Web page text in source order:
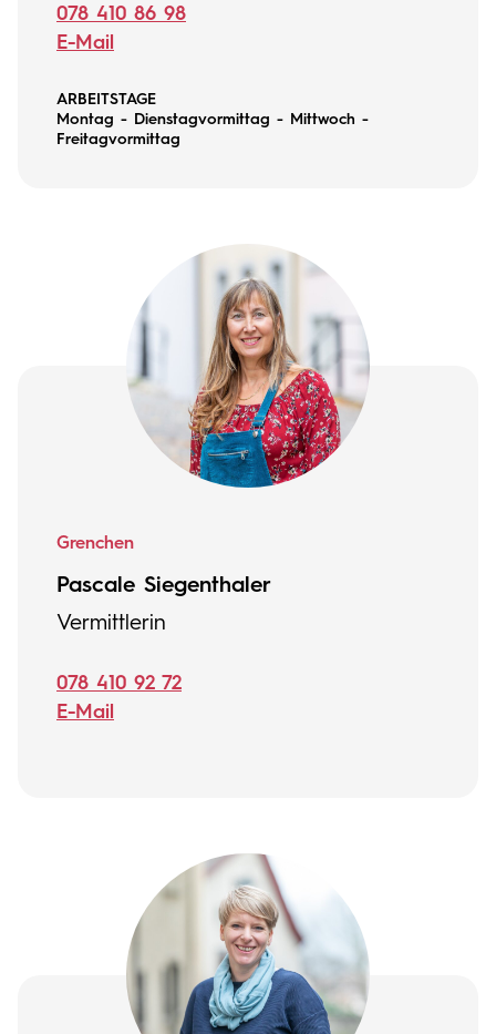
078 410 86 98
E-Mail
ARBEITSTAGE
Montag - Dienstagvormittag - Mittwoch -
Freitagvormittag
Grenchen
Pascale Siegenthaler
Vermittlerin
078 410 92 72
E-Mail